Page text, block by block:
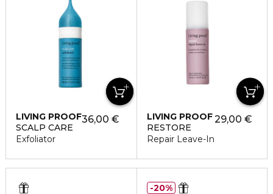
LIVING PROOF
SCALP CARE
Exfoliator
36,00 €
LIVING PROOF
RESTORE
Repair Leave-In
29,00 €
20%